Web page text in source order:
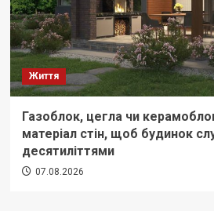
Життя
Газоблок, цегла чи
матеріал стін, щоб будинок
десятиліттями
07.08.2026